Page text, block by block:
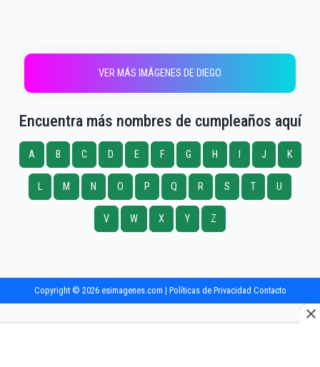
VER MÁS IMÁGENES DE DIEGO
Encuentra más nombres de cumpleaños aquí
A B C D E F G H J K
L M N O P Q R S T U
V W X Y Z
Copyright © 2026 esimagenes.com | Políticas de Privacidad Contacto